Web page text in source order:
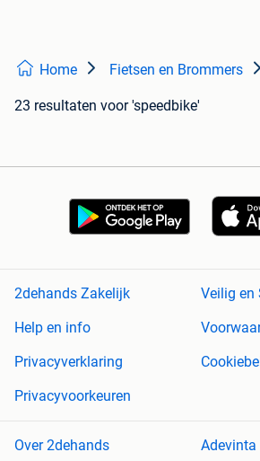
Home Fietsen en Brommers
23 resultaten voor 'speedbike'
2dehands Zakelijk
Veilig en
Help en info
Privacyverklaring
Privacyvoorkeuren
Over 2dehands Adevinta